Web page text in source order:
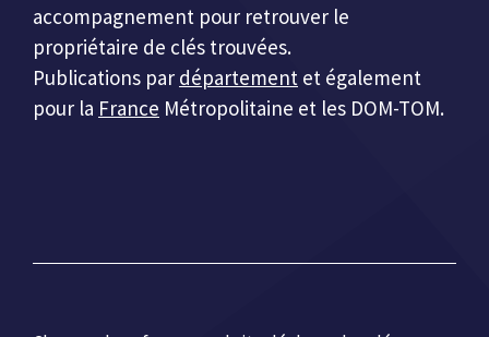
accompagnement pour retrouver le
propriétaire de clés trouvées.
Publications par département et également
pour la France Métropolitaine et les DOM-TOM.